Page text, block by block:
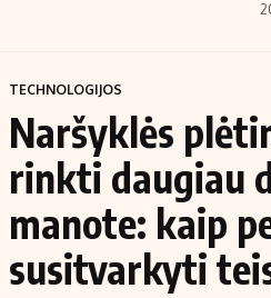
TECHNOLOGIJOS
Naršyklės
rinkti daugiau
manote: kaip
susitvarkyti